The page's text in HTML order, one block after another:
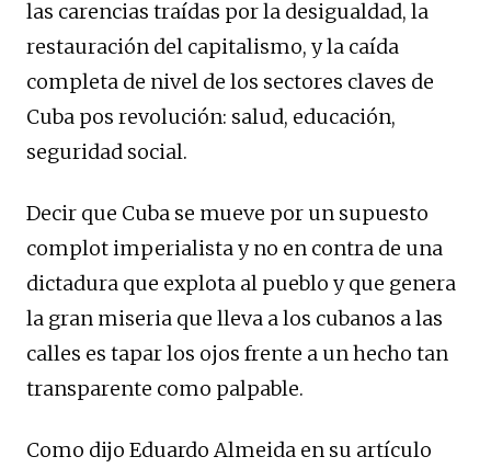
las carencias traídas por la desigualdad, la
restauración del capitalismo, y la caída
completa de nivel de los sectores claves de
Cuba pos revolución: salud, educación,
seguridad social.
Decir que Cuba se mueve por un supuesto
complot imperialista y no en contra de una
dictadura que explota al pueblo y que genera
la gran miseria que lleva a los cubanos a las
calles es tapar los ojos frente a un hecho tan
transparente como palpable.
Como dijo Eduardo Almeida en su artículo